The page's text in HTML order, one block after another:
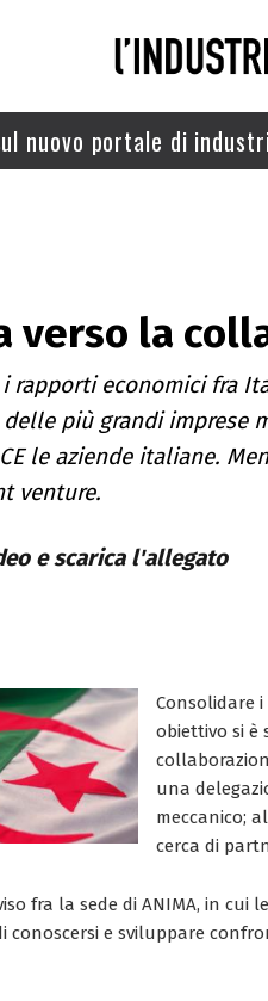
nuovo portale di
verso la
i rapporti economici fra
delle più grandi imprese
le aziende italiane.
venture.
e scarica l'allegato
Consolidare
obiettivo si
una
meccanico;
cerca di
fra la sede di ANIMA, in
e sviluppare